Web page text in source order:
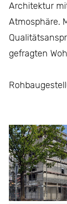
Architektur
Atmosphäre.
gefragten